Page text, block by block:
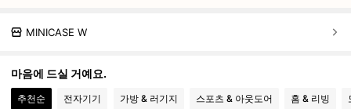
MINICASE W
마음에 드실 거예요.
추천순 전자기기 가방 & 러기지 스포츠 & 아웃도어 홈 & 리빙